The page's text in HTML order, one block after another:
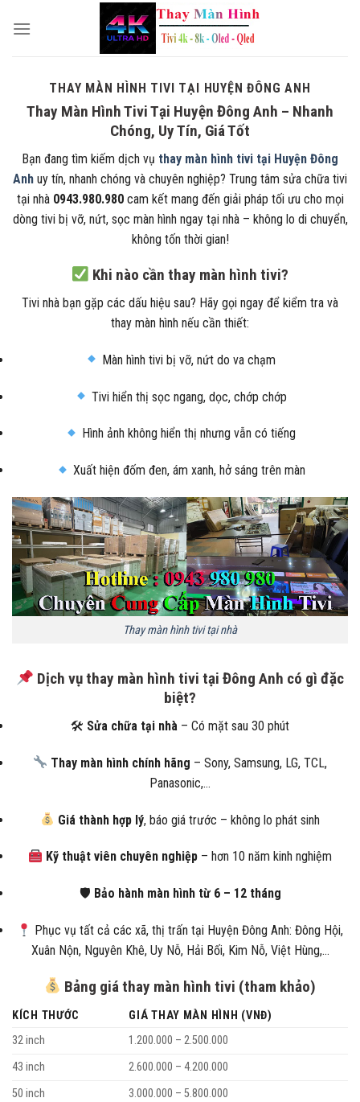
THAY MÀN HÌNH TIVI TẠI HUYỆN ĐÔNG ANH
Thay Màn Hình Tivi Tại Huyện Đông Anh – Nhanh
Chóng, Uy Tín, Giá Tốt
Bạn đang tìm kiếm dịch vụ thay màn hình tivi tại Huyện Đông
Anh uy tín, nhanh chóng và chuyên nghiệp? Trung tâm sửa chữa tivi
tại nhà 0943.980.980cam kết mang đến giải pháp tối ưu cho mọi
dòng tivi bị vỡ, nứt, sọc màn hình ngay tại nhà – không lo di chuyển,
không tốn thời gian!
Khi nào cần thay màn hình tivi?
Tivi nhà bạn gặp các dấu hiệu sau? Hãy gọi ngay để kiểm tra và
thay màn hình nếu cần thiết:
Màn hình tivi bị vỡ, nứt do va chạm
Tivi hiển thị sọc ngang, dọc, chớp chớp
Hình ảnh không hiển thị nhưng vẫn có tiếng
Xuất hiện đốm đen, ám xanh, hở sáng trên màn
Thay màn hình tivi tại nhà
Dịch vụ thay màn hình tivi tại Đông Anh có gì đặc
biệt?
🛠 Sửa chữa tại nhà – Có mặt sau 30 phút
Thay màn hình chính hãng – Sony, Samsung, LG, TCL,
Panasonic,…
Giá thành hợp lý, báo giá trước – không lo phát sinh
Kỹ thuật viên chuyên nghiệp – hơn 10 năm kinh nghiệm
🛡 Bảo hành màn hình từ 6 – 12 tháng
Phục vụ tất cả các xã, thị trấn tại Huyện Đông Anh: Đông Hội,
Xuân Nộn, Nguyên Khê, Uy Nỗ, Hải Bối, Kim Nỗ, Việt Hùng,…
Bảng giá thay màn hình tivi (tham khảo)
KÍCH THƯỚC
GIÁ THAY MÀN HÌNH (VNĐ)
32 inch
1.200.000 – 2.500.000
43 inch
2.600.000 – 4.200.000
50 inch
3.000.000 – 5.800.000